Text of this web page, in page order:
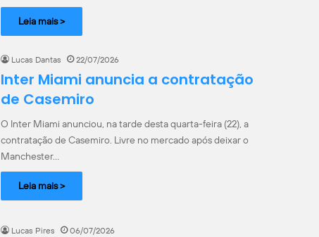
Leia mais >
Lucas Dantas 22/07/2026
Inter Miami anuncia a contratação
de Casemiro
O Inter Miami anunciou, na tarde desta quarta-feira (22), a
contratação de Casemiro. Livre no mercado após deixar o
Manchester…
Leia mais >
Lucas Pires 06/07/2026